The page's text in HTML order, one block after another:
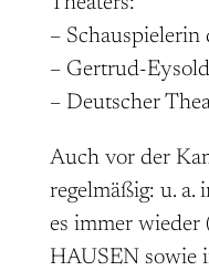
– Schauspielerin
– Gertrud-
– Deutscher
Auch vor der
regelmäßig: u. a.
es immer wieder
HAUSEN sowie